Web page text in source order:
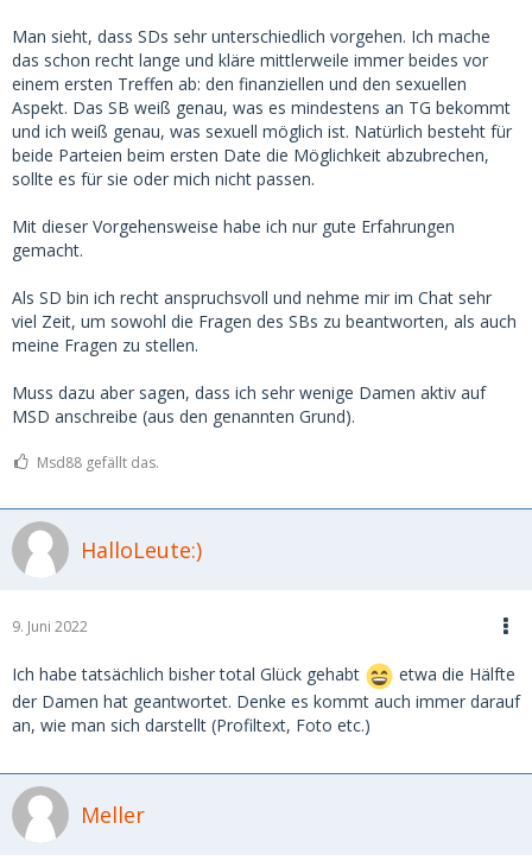
Man sieht, dass SDs sehr unterschiedlich vorgehen. Ich mache
das schon recht lange und kläre mittlerweile immer beides vor
einem ersten Treffen ab: den finanziellen und den sexuellen
Aspekt. Das SB weiß genau, was es mindestens an TG bekommt
und ich weiß genau, was sexuell möglich ist. Natürlich besteht für
beide Parteien beim ersten Date die Möglichkeit abzubrechen,
sollte es für sie oder mich nicht passen.
Mit dieser Vorgehensweise habe ich nur gute Erfahrungen
gemacht.
Als SD bin ich recht anspruchsvoll und nehme mir im Chat sehr
viel Zeit, um sowohl die Fragen des SBs zu beantworten, als auch
meine Fragen zu stellen.
Muss dazu aber sagen, dass ich sehr wenige Damen aktiv auf
MSD anschreibe (aus den genannten Grund).
Msd88 gefällt das.
HalloLeute:)
9. Juni 2022
Ich habe tatsächlich bisher total Glück gehabt
etwa die Hälfte
der Damen hat geantwortet. Denke es kommt auch immer darauf
an, wie man sich darstellt (Profiltext, Foto etc.)
Meller